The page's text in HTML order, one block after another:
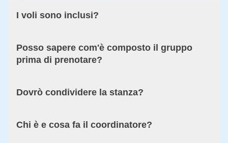
I voli sono inclusi?
Posso sapere com'è composto il gruppo
prima di prenotare?
Dovrò condividere la stanza?
Chi è e cosa fa il coordinatore?